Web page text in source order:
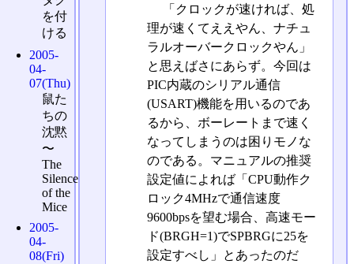
「クロックが速ければ、処
理が速くてええやん、ナチュ
ラルオーバークロックやん」
と思えばさにあらず。今回は
PIC内蔵のシリアル通信
(USART)機能を用いるのであ
るから、ボーレートまで速く
なってしまうのは困りモノな
のである。マニュアルの推奨
設定値によれば「CPU動作ク
ロック4MHzで通信速度
9600bpsを望む場合、高速モー
ド(BRGH=1)でSPBRGに25を
設定すべし」とあったのだ
を付
ける
2005-
04-
07(Thu)
鼠た
ちの
沈黙
〜
The
Silence
of the
Mice
2005-
04-
08(Fri)